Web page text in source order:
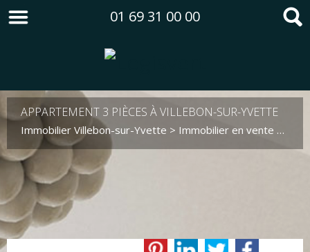
01 69 31 00 00
APPARTEMENT 3 PIÈCES À VILLEBON-SUR-YVETTE
Immobilier Villebon-sur-Yvette > Immobilier en vente Villebon-sur-Yvette